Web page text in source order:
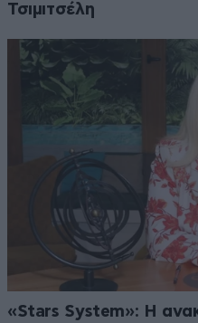
Τσιμιτσέλη
«Stars System»: Η